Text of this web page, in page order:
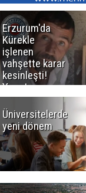
Erzurum'da
Kürekle
işlenen
vahşette karar
kesinleşti!
Yargıtay
cezaları onadı
Üniversitelerde
yeni dönem